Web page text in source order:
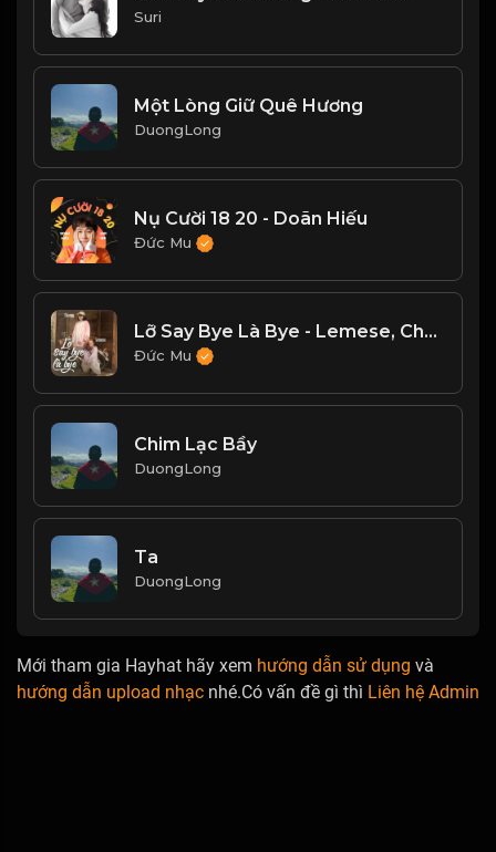
Suri
Một Lòng Giữ Quê Hương
DuongLong
Nụ Cười 18 20 - Doãn Hiếu
Đức Mu
Lỡ Say Bye Là Bye - Lemese, Changg
Đức Mu
Chim Lạc Bầy
DuongLong
Ta
DuongLong
Mới tham gia Hayhat hãy xem hướng dẫn sử dụng và
hướng dẫn upload nhạc nhé.Có vấn đề gì thì Liên hệ Admin